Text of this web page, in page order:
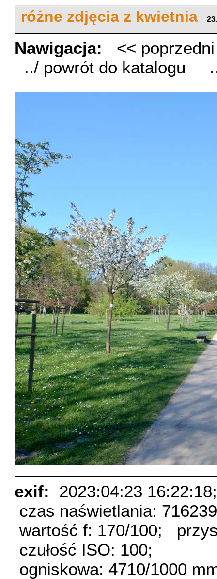
różne zdjęcia z kwietnia
Nawigacja:
<<
../ powrót do katalogu
exif:
2023:04:23 16:22:18;
czas naświetlania:
wartość f: 170/100;
czułość ISO: 100;
ogniskowa: 4710/1000